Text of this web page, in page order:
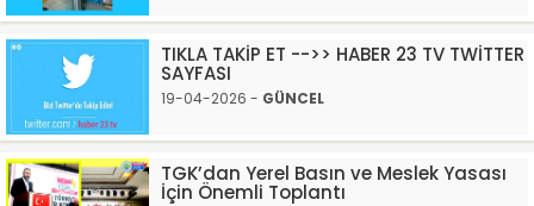
TIKLA TAKİP ET -->> HABER 23 TV TWİTTER
SAYFASI
19-04-2026 - GÜNCEL
TGK’dan Yerel Basın ve Meslek Yasası
İçin Önemli Toplantı